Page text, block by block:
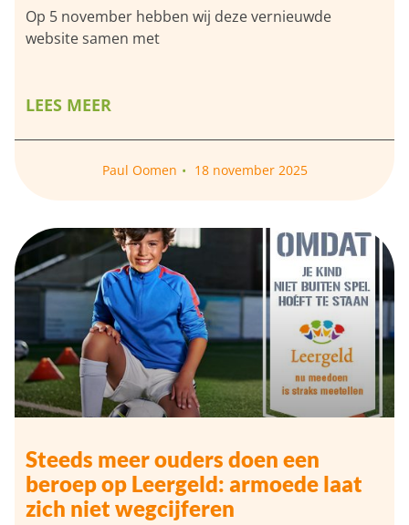
Op 5 november hebben wij deze vernieuwde
website samen met
LEES MEER
Paul Oomen 18 november 2025
Steeds meer ouders doen een
beroep op Leergeld: armoede laat
zich niet wegcijferen